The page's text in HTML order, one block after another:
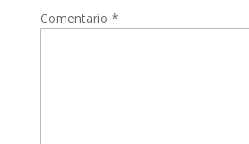
Comentario *